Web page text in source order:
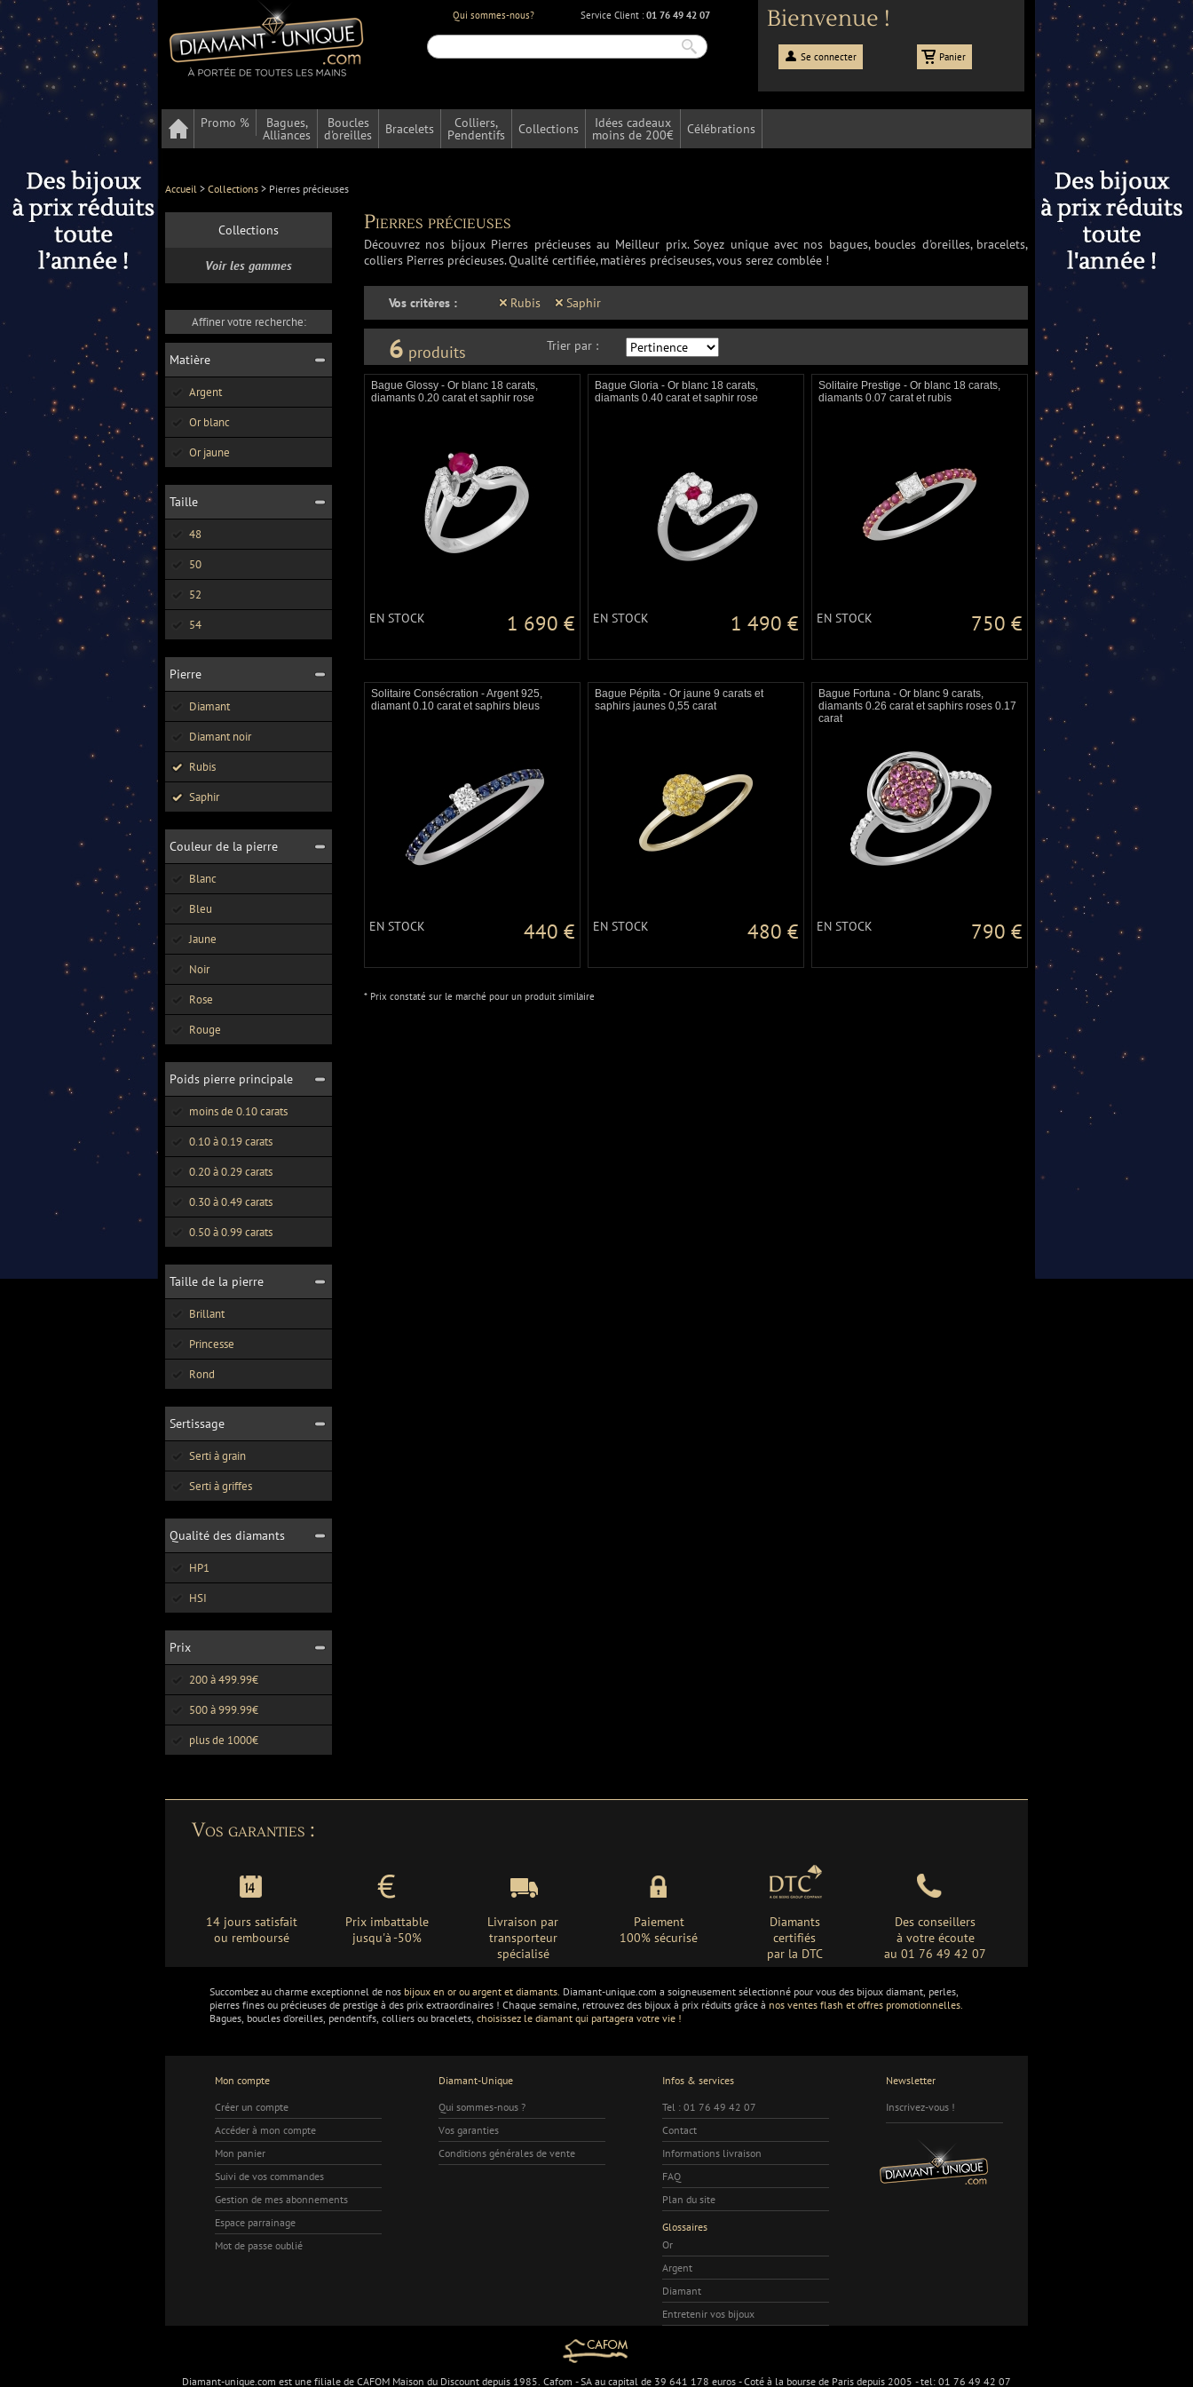
Qui sommes-nous? Service Client :01 76 49 42 07 Bienvenue !
Se connecter Panier
Promo % Bagues,
Alliances
Boucles
d'oreilles Bracelets Colliers,
Pendentifs Collections Idées cadeaux
moins de 200€ Célébrations
Accueil > Collections > Pierres précieuses
Collections
Voir les gammes
Affiner votre recherche:
Matière
Argent
Or blanc
Or jaune
Taille
48
50
52
54
Pierre
Diamant
Diamant noir
Rubis
Saphir
Couleur de la pierre
Blanc
Bleu
Jaune
Noir
Rose
Rouge
Poids pierre principale
moins de 0.10 carats
0.10 à 0.19 carats
0.20 à 0.29 carats
0.30 à 0.49 carats
0.50 à 0.99 carats
Taille de la pierre
Brillant
Princesse
Rond
Sertissage
Serti à grain
Serti à griffes
Qualité des diamants
HP1
HSI
Prix
200 à 499.99€
500 à 999.99€
plus de 1000€
Pierres précieuses
Découvrez nos bijoux Pierres précieuses au Meilleur prix. Soyez unique avec nos bagues, boucles d'oreilles, bracelets,
colliers Pierres précieuses. Qualité certifiée, matières préciseuses, vous serez comblée !
Vos critères : Rubis Saphir
6 produits Trier par :
Bague Glossy - Or blanc 18 carats,
diamants 0.20 carat et saphir rose
EN STOCK 1 690 €
Bague Gloria - Or blanc 18 carats,
diamants 0.40 carat et saphir rose
EN STOCK 1 490 €
Solitaire Prestige - Or blanc 18 carats,
diamants 0.07 carat et rubis
EN STOCK 750 €
Solitaire Consécration - Argent 925,
diamant 0.10 carat et saphirs bleus
EN STOCK 440 €
Bague Pépita - Or jaune 9 carats et
saphirs jaunes 0,55 carat
EN STOCK 480 €
Bague Fortuna - Or blanc 9 carats,
diamants 0.26 carat et saphirs roses 0.17
carat
EN STOCK 790 €
* Prix constaté sur le marché pour un produit similaire
Vos garanties :
14 jours satisfait
ou remboursé
Prix imbattable
jusqu'à -50%
Livraison par
transporteur
spécialisé
Paiement
100% sécurisé
Diamants
certifiés
par la DTC
Des conseillers
à votre écoute
au 01 76 49 42 07
Succombez au charme exceptionnel de nos bijoux en or ou argent et diamants. Diamant-unique.com a soigneusement sélectionné pour vous des bijoux diamant, perles,
pierres fines ou précieuses de prestige à des prix extraordinaires ! Chaque semaine, retrouvez des bijoux à prix réduits grâce à nos ventes flash et offres promotionnelles.
Bagues, boucles d'oreilles, pendentifs, colliers ou bracelets, choisissez le diamant qui partagera votre vie !
Mon compte
Créer un compte
Accéder à mon compte
Mon panier
Suivi de vos commandes
Gestion de mes abonnements
Espace parrainage
Mot de passe oublié
Diamant-Unique
Qui sommes-nous ?
Vos garanties
Conditions générales de vente
Infos & services
Tel : 01 76 49 42 07
Contact
Informations livraison
FAQ
Plan du site
Glossaires
Or
Argent
Diamant
Entretenir vos bijoux
Newsletter
Inscrivez-vous !
Diamant-unique.com est une filiale de CAFOM Maison du Discount depuis 1985. Cafom - SA au capital de 39 641 178 euros - Coté à la bourse de Paris depuis 2005 - tel: 01 76 49 42 07